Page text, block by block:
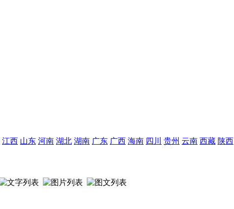
江西 山东 河南 湖北 湖南 广东 广西 海南 四川 贵州 云南 西藏 陕西